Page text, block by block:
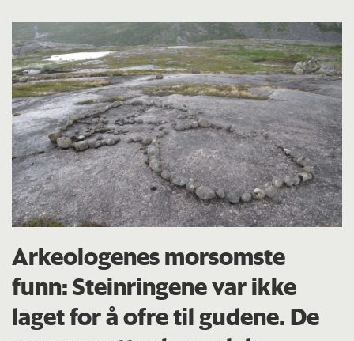
Arkeologenes morsomste
funn: Steinringene var ikke
laget for å ofre til gudene. De